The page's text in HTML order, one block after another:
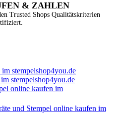
& ZAHLEN
Trusted Shops Qualitätskriterien